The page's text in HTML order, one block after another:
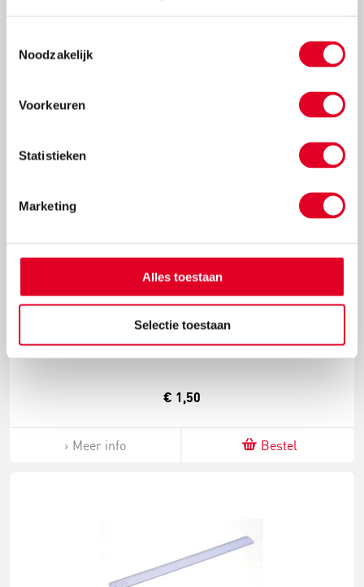
Noodzakelijk
Voorkeuren
Statistieken
Marketing
Alles toestaan
Selectie toestaan
Meer info
Liniaal | Heutink | Hout | 30 cm
€ 1,50
Meer info Bestel